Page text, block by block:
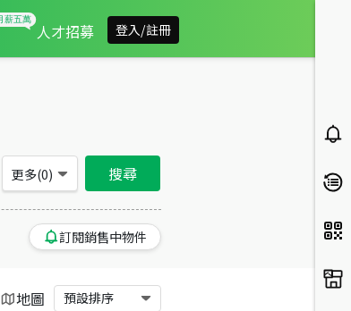
人才招募 登入/註冊
更多(0) 搜尋
訂閱銷售中物件
地圖 預設排序